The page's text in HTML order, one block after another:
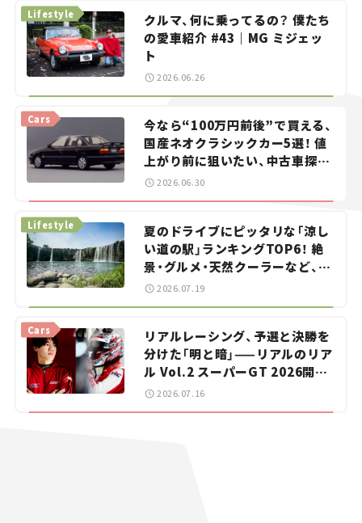
クルマ、何に乗ってるの？ 僕たち
の愛車紹介 #43｜MG ミジェッ
ト
Lifestyle
2026.06.26
今なら“100万円前後”で買える、
国産ネオクラシックカー5選！ 値
上がり前に狙いたい、中古車探し
をお手伝い――ちょっとイケてるマ
Cars
2026.06.30
夏のドライブにピッタリな「涼し
い道の駅」ランキングTOP6！ 絶
景・グルメ・天然クーラーなど、避
暑におすすめのスポットを紹介
Lifestyle
2026.07.19
リアルレーシング、予選と決勝を
分けた「明と暗」——リアルのリア
ル Vol.2 スーパーGT 2026開幕
戦 岡山国際サーキット
Cars
2026.07.16